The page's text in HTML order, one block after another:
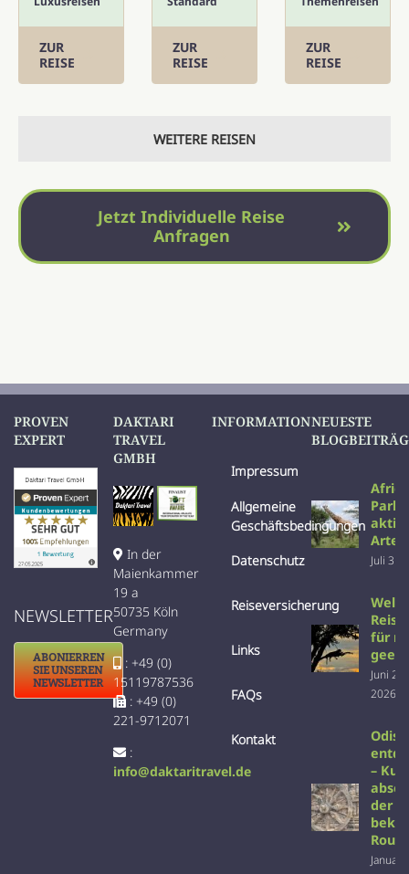
ZUR
REISE
ZUR
REISE
ZUR
REISE
WEITERE REISEN
Jetzt Individuelle Reise
Anfragen
PROVEN
EXPERT
NEWSLETTER
ABONIERREN
SIE UNSEREN
NEWSLETTER
DAKTARI
TRAVEL
GMBH
In der
Maienkammer
19 a
50735 Köln
Germany
: +49 (0)
15119787536
: +49 (0)
221-9712071
:
info@daktaritravel.de
INFORMATION
Impressum
Allgemeine
Geschäftsbedingungen
Datenschutz
Reiseversicherung
Links
FAQs
Kontakt
NEUESTE
Parks
Juli
für
Juni
2026
–
der
Januar